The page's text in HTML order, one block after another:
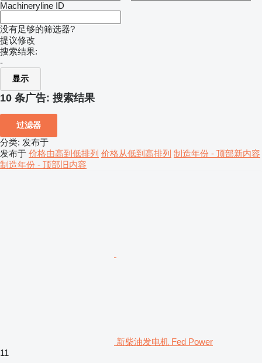
Machineryline ID
没有足够的筛选器?
提议修改
搜索结果:
-
显示
10 条广告: 搜索结果
过滤器
分类: 发布于
发布于 价格由高到低排列 价格从低到高排列 制造年份 - 顶部新内容
制造年份 - 顶部旧内容
新柴油发电机 Fed Power
11